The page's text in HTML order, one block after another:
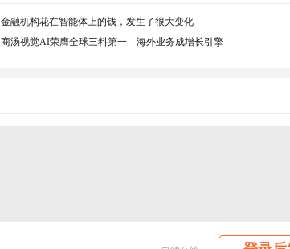
金融机构花在智能体上的钱，发生了很大变化
商汤视觉AI荣膺全球三料第一 海外业务成增长引擎